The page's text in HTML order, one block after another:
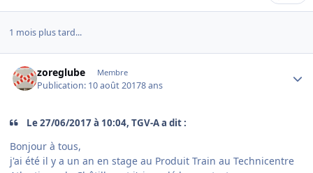
1 mois plus tard...
zoreglube Membre
Publication: 10 août 20178 ans
Le 27/06/2017 à 10:04, TGV-A a dit :
Bonjour à tous,
j'ai été il y a un an en stage au Produit Train au Technicentre